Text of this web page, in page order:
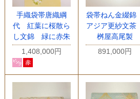
手織袋帯唐織綱
代 紅葉に桜散ら
し文錦 緑に赤朱
1,408,000円
袋帯ねん金綴錦
アジア更紗文茶
桝屋高尾製
891,000円